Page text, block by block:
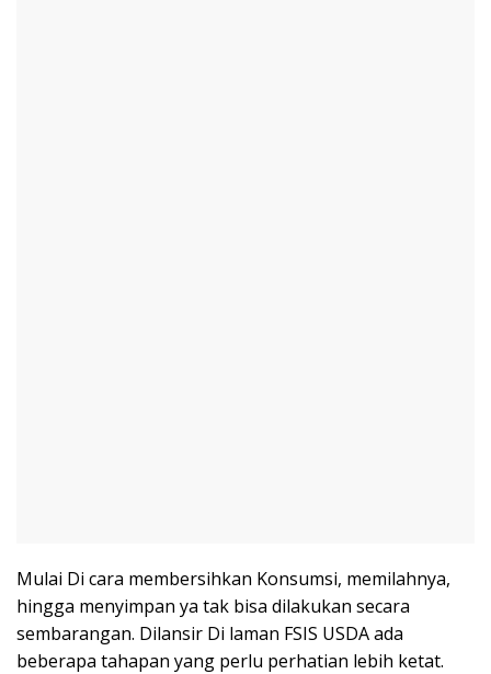
Mulai Di cara membersihkan Konsumsi, memilahnya,
hingga menyimpan ya tak bisa dilakukan secara
sembarangan. Dilansir Di laman FSIS USDA ada
beberapa tahapan yang perlu perhatian lebih ketat.